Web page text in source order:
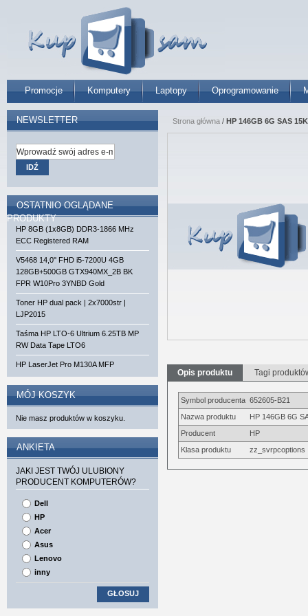
Promocje Komputery Laptopy Oprogramowanie
Strona główna / HP 146GB 6G SAS
Opis produktu Tagi
Symbol producenta 652605-B21
Nazwa produktu
HP 146GB 6G
Producent
HP
Klasa produktu
zz_svrpcoptions
NEWSLETTER
IDŹ
OSTATNIO OGLĄDANE
PRODUKTY
HP 8GB (1x8GB) DDR3-1866 MHz
ECC Registered RAM
V5468 14,0'' FHD i5-7200U 4GB
128GB+500GB GTX940MX_2B BK
FPR W10Pro 3YNBD Gold
Toner HP dual pack | 2x7000str |
LJP2015
Taśma HP LTO-6 Ultrium 6.25TB MP
RW Data Tape LTO6
HP LaserJet Pro M130A MFP
MÓJ KOSZYK
Nie masz produktów w koszyku.
ANKIETA
JAKI JEST TWÓJ ULUBIONY
PRODUCENT KOMPUTERÓW?
Dell
HP
Acer
Asus
Lenovo
inny
GŁOSUJ